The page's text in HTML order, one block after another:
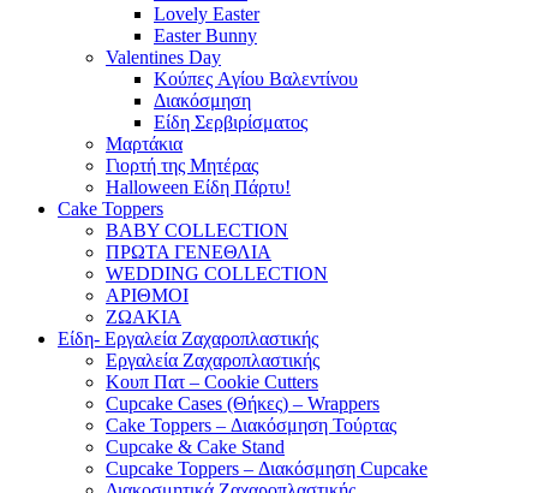
Lovely Easter
Easter Bunny
Valentines Day
Κούπες Aγίου Βαλεντίνου
Διακόσμηση
Είδη Σερβιρίσματος
Μαρτάκια
Γιορτή της Μητέρας
Halloween Είδη Πάρτυ!
Cake Toppers
BABY COLLECTION
ΠΡΩΤΑ ΓΕΝΕΘΛΙΑ
WEDDING COLLECTION
ΑΡΙΘΜΟΙ
ΖΩΑΚΙΑ
Είδη- Εργαλεία Ζαχαροπλαστικής
Εργαλεία Ζαχαροπλαστικής
Κουπ Πατ – Cookie Cutters
Cupcake Cases (Θήκες) – Wrappers
Cake Toppers – Διακόσμηση Τούρτας
Cupcake & Cake Stand
Cupcake Toppers – Διακόσμηση Cupcake